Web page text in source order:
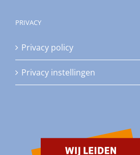
PRIVACY
Privacy policy
Privacy instellingen